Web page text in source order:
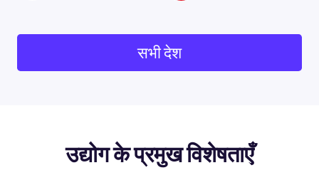
सभी देश
उद्योग के प्रमुख विशेषताएँ